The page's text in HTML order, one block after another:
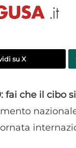
su X
fai che il cibo